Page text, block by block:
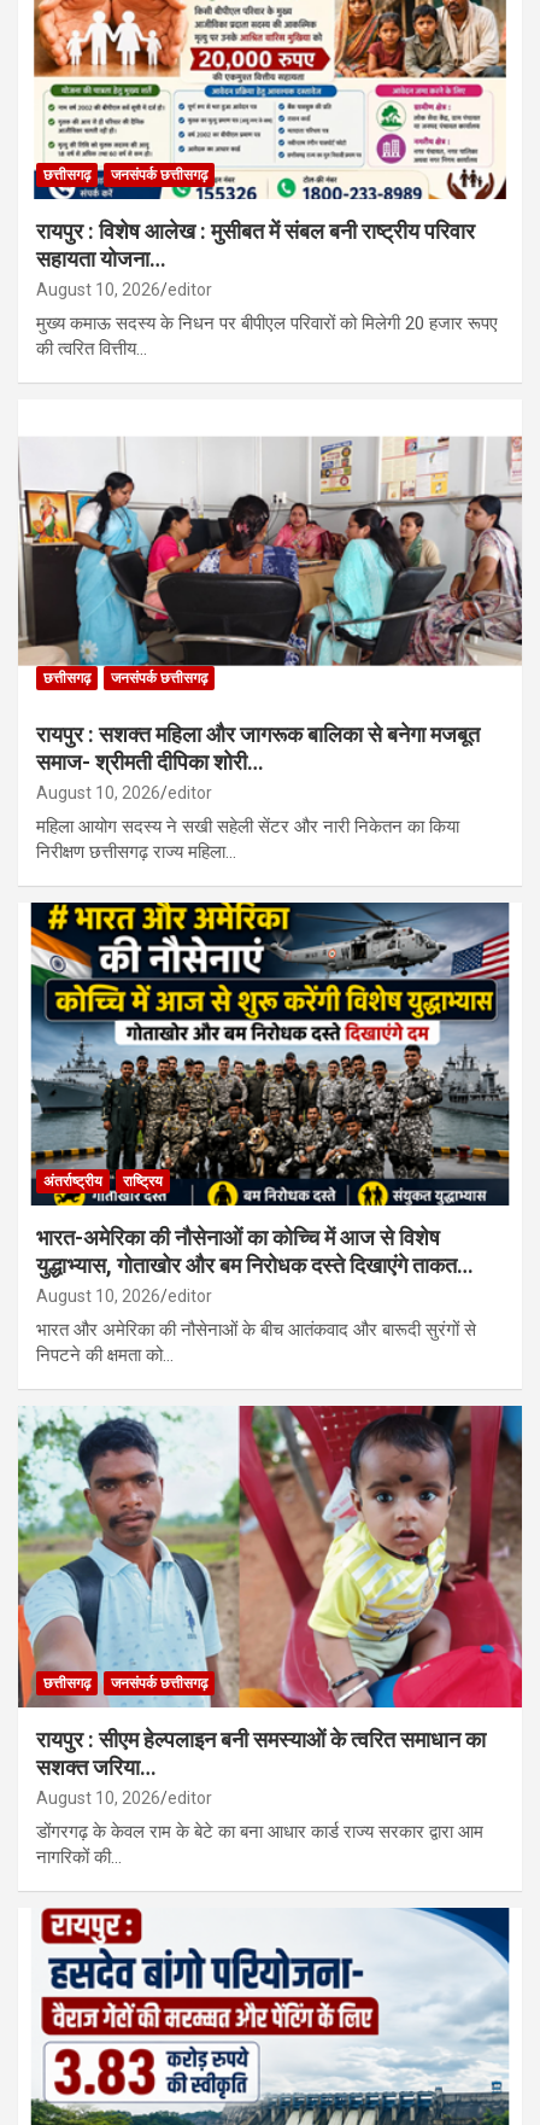
छत्तीसगढ़ जनसंपर्क छत्तीसगढ़
रायपुर : विशेष आलेख : मुसीबत में संबल बनी राष्ट्रीय परिवार
सहायता योजना…
August 10, 2026 editor
मुख्य कमाऊ सदस्य के निधन पर बीपीएल परिवारों को मिलेगी 20 हजार रूपए
की त्वरित वित्तीय…
छत्तीसगढ़ जनसंपर्क छत्तीसगढ़
रायपुर : सशक्त महिला और जागरूक बालिका से बनेगा मजबूत
समाज- श्रीमती दीपिका शोरी…
August 10, 2026 editor
महिला आयोग सदस्य ने सखी सहेली सेंटर और नारी निकेतन का किया
निरीक्षण छत्तीसगढ़ राज्य महिला…
अंतर्राष्ट्रीय राष्ट्रिय
भारत-अमेरिका की नौसेनाओं का कोच्चि में आज से विशेष
युद्धाभ्यास, गोताखोर और बम निरोधक दस्ते दिखाएंगे ताकत…
August 10, 2026 editor
भारत और अमेरिका की नौसेनाओं के बीच आतंकवाद और बारूदी सुरंगों से
निपटने की क्षमता को…
छत्तीसगढ़ जनसंपर्क छत्तीसगढ़
रायपुर : सीएम हेल्पलाइन बनी समस्याओं के त्वरित समाधान का
सशक्त जरिया…
August 10, 2026 editor
डोंगरगढ़ के केवल राम के बेटे का बना आधार कार्ड राज्य सरकार द्वारा आम
नागरिकों की…